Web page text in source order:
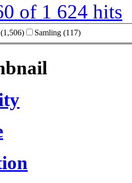
of 1 624 hits
Samling (117)